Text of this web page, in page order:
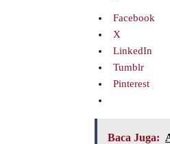
Facebook
X
LinkedIn
Tumblr
Pinterest
Baca Juga: